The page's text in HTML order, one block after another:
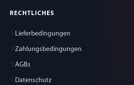
RECHTLICHES
Lieferbedingungen
Zahlungsbedingungen
AGBs
Datenschutz